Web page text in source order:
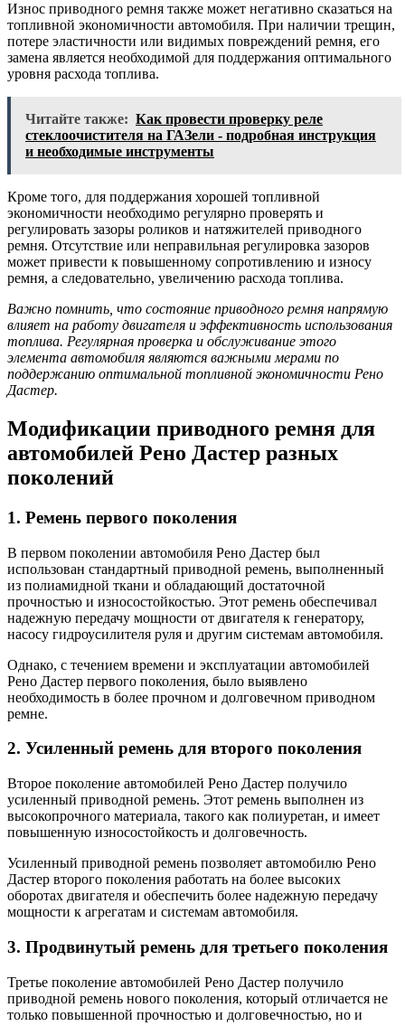
Износ приводного ремня также может негативно сказаться на
топливной экономичности автомобиля. При наличии трещин,
потере эластичности или видимых повреждений ремня, его
замена является необходимой для поддержания оптимального
уровня расхода топлива.
Читайте также: Как провести проверку реле
стеклоочистителя на ГАЗели - подробная инструкция
и необходимые инструменты
Кроме того, для поддержания хорошей топливной
экономичности необходимо регулярно проверять и
регулировать зазоры роликов и натяжителей приводного
ремня. Отсутствие или неправильная регулировка зазоров
может привести к повышенному сопротивлению и износу
ремня, а следовательно, увеличению расхода топлива.
Важно помнить, что состояние приводного ремня напрямую
влияет на работу двигателя и эффективность использования
топлива. Регулярная проверка и обслуживание этого
элемента автомобиля являются важными мерами по
поддержанию оптимальной топливной экономичности Рено
Дастер.
Модификации приводного ремня для
автомобилей Рено Дастер разных
поколений
1. Ремень первого поколения
В первом поколении автомобиля Рено Дастер был
использован стандартный приводной ремень, выполненный
из полиамидной ткани и обладающий достаточной
прочностью и износостойкостью. Этот ремень обеспечивал
надежную передачу мощности от двигателя к генератору,
насосу гидроусилителя руля и другим системам автомобиля.
Однако, с течением времени и эксплуатации автомобилей
Рено Дастер первого поколения, было выявлено
необходимость в более прочном и долговечном приводном
ремне.
2. Усиленный ремень для второго поколения
Второе поколение автомобилей Рено Дастер получило
усиленный приводной ремень. Этот ремень выполнен из
высокопрочного материала, такого как полиуретан, и имеет
повышенную износостойкость и долговечность.
Усиленный приводной ремень позволяет автомобилю Рено
Дастер второго поколения работать на более высоких
оборотах двигателя и обеспечить более надежную передачу
мощности к агрегатам и системам автомобиля.
3. Продвинутый ремень для третьего поколения
Третье поколение автомобилей Рено Дастер получило
приводной ремень нового поколения, который отличается не
только повышенной прочностью и долговечностью, но и